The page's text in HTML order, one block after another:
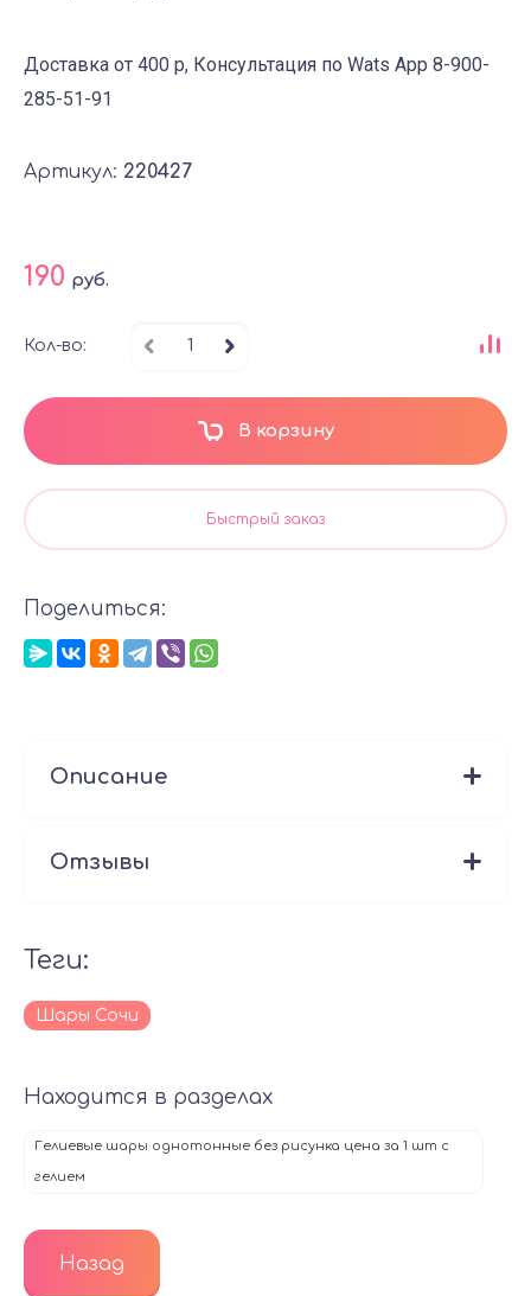
Доставка от 400 р, Консультация по Wats App 8-900-
285-51-91
Артикул: 220427
190 руб.
Кол-во:
В корзину
Быстрый заказ
Поделиться:
Описание
Отзывы
теги:
Шары Сочи
Находится в разделах
Гелиевые шары однотонные без рисунка цена за 1 шт с
гелием
Назад